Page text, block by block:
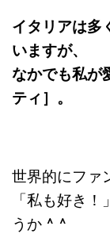
イタリアは多
いますが、
なかでも私が
ティ］。
世界的にファ
「私も好き
うか ^ ^